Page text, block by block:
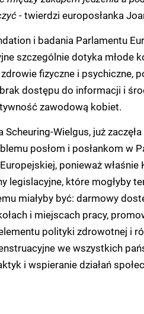
-twierdzi europosłanka
i badania Parlamentu
szczególnie dotyka młode
fizyczne i psychiczne, p
rak dostępu do informacji i
zawodową kobiet.
Scheuring-Wielgus, już
posłom i posłankom w
ponieważ właśnie
legislacyjne, które mogłyby
miałyby być: darmowy
i miejscach pracy,
polityki zdrowotnej i
we wszystkich
i wspieranie działań